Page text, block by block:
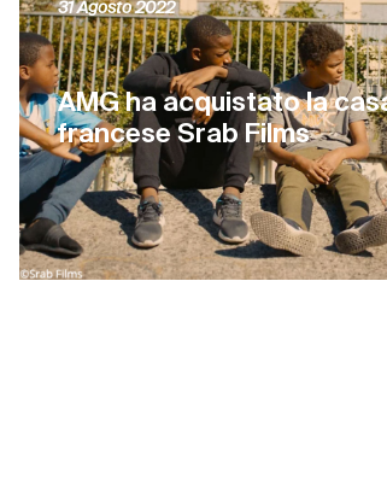
AMG ha acquistato la
francese Srab Films
31 Agosto 2022